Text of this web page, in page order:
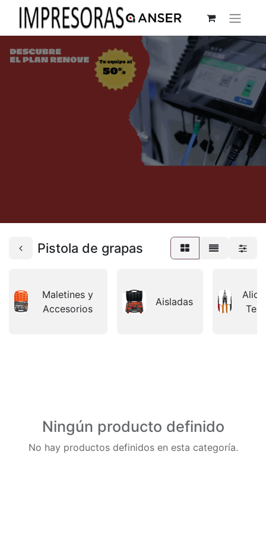
Pistola de grapas
Maletines y
Accesorios
Aisladas
Ningún producto definido
No hay productos definidos en esta categoría.